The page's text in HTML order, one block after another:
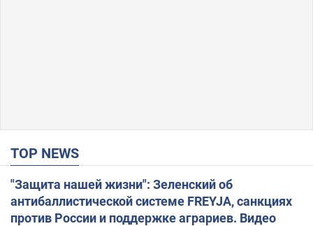
TOP NEWS
"Защита нашей жизни": Зеленский об
антибаллистической системе FREYJA, санкциях
против России и поддержке аграриев. Видео